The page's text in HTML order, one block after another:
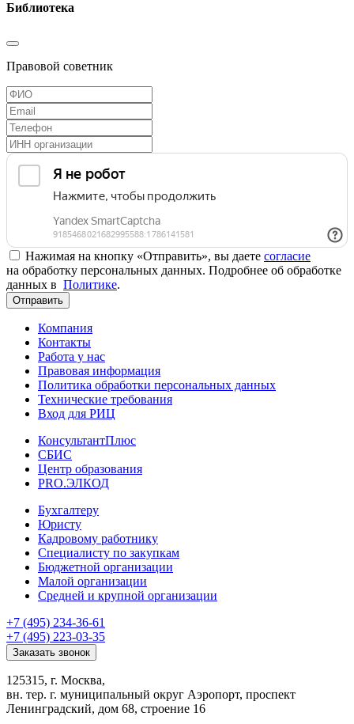
Библиотека
Правовой советник
Нажимая на кнопку «Отправить», вы даете согласие
на обработку персональных данных. Подробнее об обработке
данных в Политике.
Отправить
Компания
Контакты
Работа у нас
Правовая информация
Политика обработки персональных данных
Технические требования
Вход для РИЦ
КонсультантПлюс
СБИС
Центр образования
PRO.ЭЛКОД
Бухгалтеру
Юристу
Кадровому работнику
Специалисту по закупкам
Бюджетной организации
Малой организации
Средней и крупной организации
+7 (495) 234-36-61
+7 (495) 223-03-35
Заказать звонок
125315, г. Москва,
вн. тер. г. муниципальный округ Аэропорт, проспект
Ленинградский, дом 68, строение 16